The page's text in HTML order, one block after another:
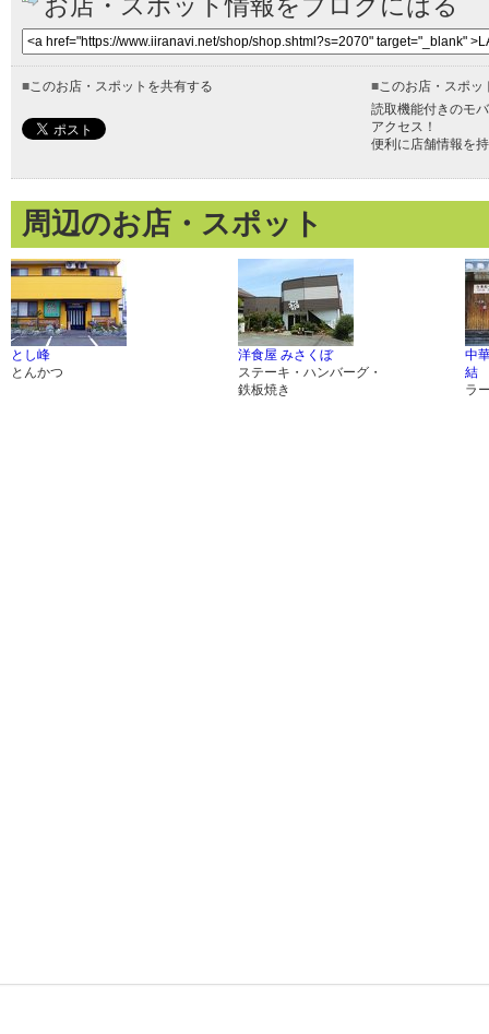
■このお店・スポットを共有する ■このお店・スポッ
読取機能付きのモ
アクセス！
便利に店舗情報を
周辺のお店・スポット
とし峰
とんかつ
洋食屋 みさくぼ
ステーキ・ハンバーグ・
鉄板焼き
中
結
ラ